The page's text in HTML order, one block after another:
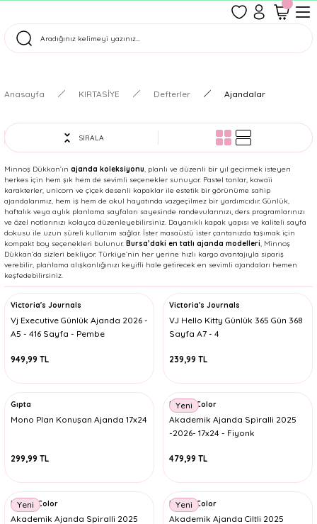
Tüm Siparişler Aynı Gün Kargoda!
Anasayfa KIRTASİYE Defterler Ajandalar
SIRALA
Minnoş Dükkan’ın ajanda koleksiyonu, planlı ve düzenli bir yıl geçirmek isteyen
herkes için hem şık hem de sevimli seçenekler sunuyor. Pastel tonlar, kawaii
karakterler, unicorn ve çiçek desenli kapaklar ile estetik bir görünüme sahip
ajandalarımız, hem iş hem de okul hayatında vazgeçilmez bir yardımcıdır. Günlük,
haftalık veya aylık planlama sayfaları sayesinde randevularınızı, ders programlarınızı
ve özel notlarınızı kolayca düzenleyebilirsiniz. Dayanıklı kapak yapısı ve kaliteli sayfa
dokusu ile uzun süreli kullanım sağlar. İster masaüstü ister çantanızda taşımak için
kompakt boy seçenekleri bulunur. Bursa’daki en tatlı ajanda modelleri, Minnoş
Dükkan’da sizleri bekliyor. Türkiye’nin her yerine hızlı kargo avantajıyla sipariş
verebilir, planlama alışkanlığınızı keyifli hale getirecek en sevimli ajandaları hemen
keşfedebilirsiniz.
Victoria's Journals
Vj Executive Günlük Ajanda 2026 -
A5 - 416 Sayfa - Pembe
949,99 TL
Victoria's Journals
VJ Hello Kitty Günlük 365 Gün 368
Sayfa A7 - 4
239,99 TL
Gıpta
Mono Plan Konuşan Ajanda 17x24
299,99 TL
Yeni
Keskin Color
Akademik Ajanda Spiralli 2025
-2026- 17x24 - Fiyonk
479,99 TL
Yeni
Keskin Color
Akademik Ajanda Spiralli 2025
Yeni
Keskin Color
Akademik Ajanda Ciltli 2025